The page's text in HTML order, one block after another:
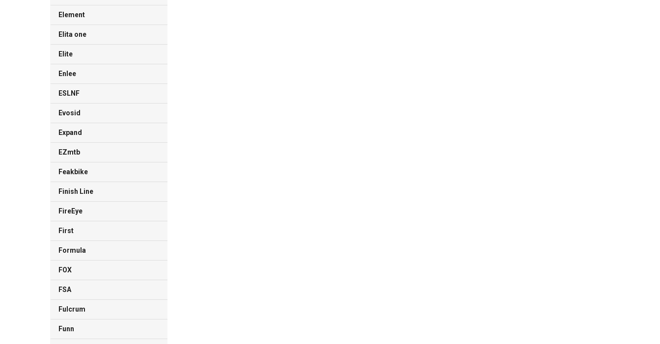
Element
Elita one
Elite
Enlee
ESLNF
Evosid
Expand
EZmtb
Feakbike
Finish Line
FireEye
First
Formula
FOX
FSA
Fulcrum
Funn